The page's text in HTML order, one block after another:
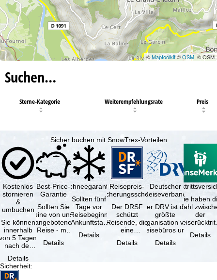
©Maptoolkit©OSM, © OSM
Suchen…
Sterne-Kategorie Weiterempfehlungsrate Preis
Sicher buchen mit SnowTrex-Vorteilen
Kostenlos
stornieren
&
umbuchen
Sie können
innerhalb
5 Tagen
nach der
kostenfrei
…
Details
Best-Price-
Garantie
Sollten Sie
eine von uns
angebotene
Reise - mit
Verfügbarkeit
Details
Schneegarantie
Sollten fünf
Tage vor
Reisebeginn
(Ankunftstag)
aufgrund von
Schneemangel
Details
Reisepreis-
Sicherungsschein
Der DRSF
schützt
Reisende, die
eine
oder
Details
Deutscher
Reiseverband
Der DRV ist die
größte
Organisation von
Reisebüros und
Reiseveranstaltern
in …
Details
Sie haben
Wahl
der
(inklusive
Details
Sicherheit: